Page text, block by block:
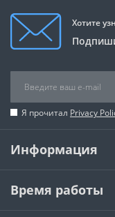
Хотите
Я прочитал Privacy
Информация
Время работы